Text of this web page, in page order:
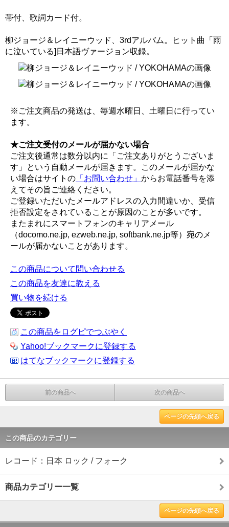
帯付、歌詞カード付。
柳ジョージ＆レイニーウッド、3rdアルバム。ヒット曲「雨
に泣いている]日本語ヴァージョン収録。
※ご注文商品の発送は、毎週水曜日、土曜日に行ってい
ます。
★ご注文受付のメールが届かない場合
ご注文後通常は数分以内に「ご注文ありがとうございま
す」という自動メールが届きます。このメールが届かな
い場合はサイトの 「お問い合わせ」 からお電話番号を添
えてその旨ご連絡ください。
ご登録いただいたメールアドレスの入力間違いか、受信
拒否設定をされていることが原因のことが多いです。
またまれにスマートフォンのキャリアメール
（docomo.ne.jp, ezweb.ne.jp, softbank.ne.jp等）宛のメ
ールが届かないことがあります。
この商品について問い合わせる
この商品を友達に教える
買い物を続ける
この商品をログピでつぶやく
Yahoo!ブックマークに登録する
はてなブックマークに登録する
前の商品へ 次の商品へ
ページの先頭へ戻る
この商品のカテゴリー
レコード：日本 ロック / フォーク
商品カテゴリー一覧
ページの先頭へ戻る